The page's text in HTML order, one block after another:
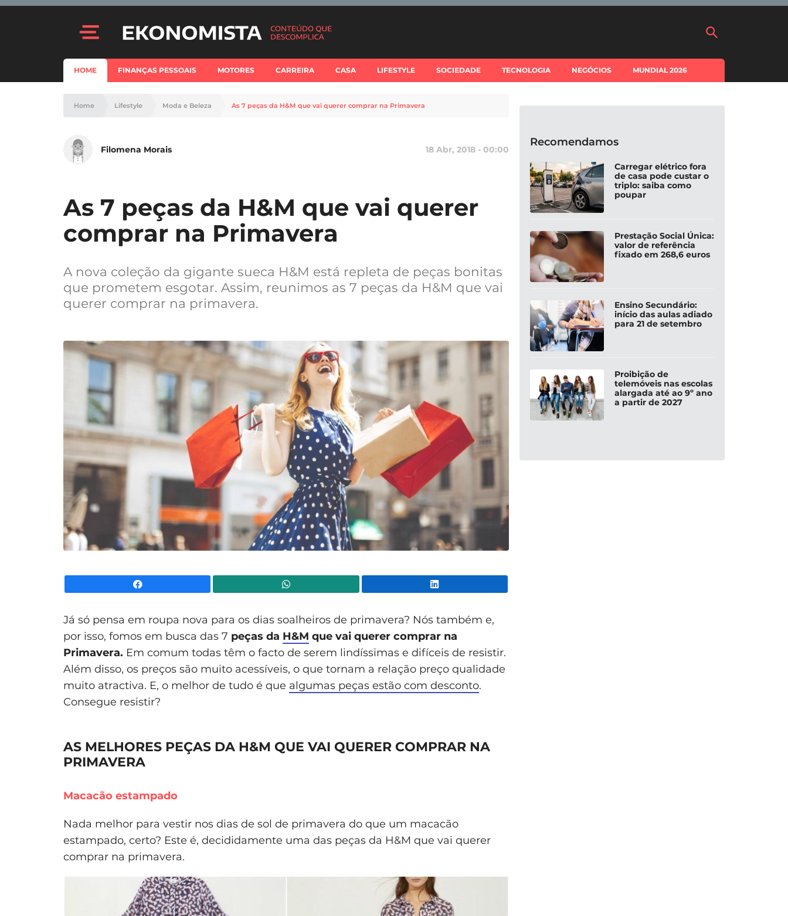
HOME FINANÇAS PESSOAIS MOTORES CARREIRA CASA LIFESTYLE SOCIEDADE TECNOLOGIA NEGÓCIOS MUNDIAL 2026
Home Lifestyle Moda e Beleza As 7 peças da H&M que vai querer comprar na Primavera
Filomena Morais 18 Abr, 2018 - 00:00
As 7 peças da H&M que vai querer
comprar na Primavera
A nova coleção da gigante sueca H&M está repleta de peças bonitas
que prometem esgotar. Assim, reunimos as 7 peças da H&M que vai
querer comprar na primavera.
Já só pensa em roupa nova para os dias soalheiros de primavera? Nós também e,
por isso, fomos em busca das 7 peças da H&M que vai querer comprar na
Primavera. Em comum todas têm o facto de serem lindíssimas e difíceis de resistir.
Além disso, os preços são muito acessíveis, o que tornam a relação preço qualidade
muito atractiva. E, o melhor de tudo é que algumas peças estão com desconto.
Consegue resistir?
AS MELHORES PEÇAS DA H&M QUE VAI QUERER COMPRAR NA
PRIMAVERA
Macacão estampado
Nada melhor para vestir nos dias de sol de primavera do que um macacão
estampado, certo? Este é, decididamente uma das peças da H&M que vai querer
comprar na primavera.
Recomendamos
Carregar elétrico fora
de casa pode custar o
triplo: saiba como
poupar
Prestação Social Única:
valor de referência
fixado em 268,6 euros
Ensino Secundário:
início das aulas adiado
para 21 de setembro
Proibição de
telemóveis nas escolas
alargada até ao 9º ano
a partir de 2027